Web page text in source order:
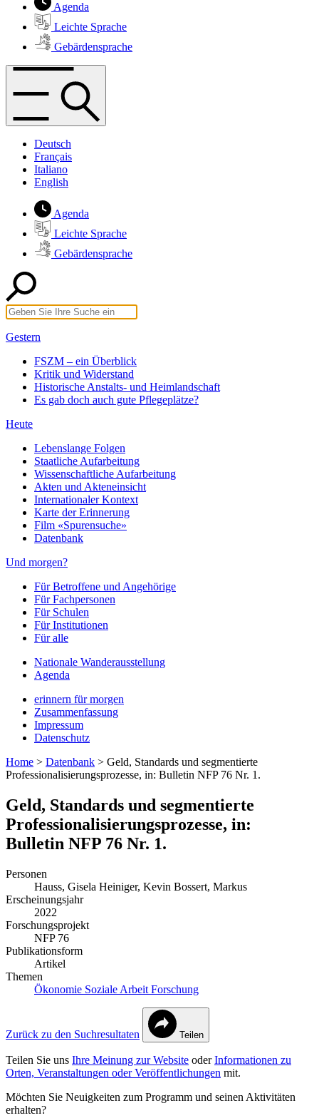
Agenda
Leichte Sprache
Gebärdensprache
Deutsch
Français
Italiano
English
Agenda
Leichte Sprache
Gebärdensprache
Gestern
FSZM – ein Überblick
Kritik und Widerstand
Historische Anstalts- und Heimlandschaft
Es gab doch auch gute Pflegeplätze?
Heute
Lebenslange Folgen
Staatliche Aufarbeitung
Wissenschaftliche Aufarbeitung
Akten und Akteneinsicht
Internationaler Kontext
Karte der Erinnerung
Film «Spurensuche»
Datenbank
Und morgen?
Für Betroffene und Angehörige
Für Fachpersonen
Für Schulen
Für Institutionen
Für alle
Nationale Wanderausstellung
Agenda
erinnern für morgen
Zusammenfassung
Impressum
Datenschutz
Home > Datenbank > Geld, Standards und segmentierte
Professionalisierungsprozesse, in: Bulletin NFP 76 Nr. 1.
Geld, Standards und segmentierte
Professionalisierungsprozesse, in:
Bulletin NFP 76 Nr. 1.
Personen
Hauss, Gisela Heiniger, Kevin Bossert, Markus
Erscheinungsjahr
2022
Forschungsprojekt
NFP 76
Publikationsform
Artikel
Themen
Ökonomie Soziale Arbeit Forschung
Zurück zu den Suchresultaten Teilen
Teilen Sie uns Ihre Meinung zur Website oderInformationen zu
Orten, Veranstaltungen oder Veröffentlichungen mit.
Möchten Sie Neuigkeiten zum Programm und seinen Aktivitäten
erhalten?